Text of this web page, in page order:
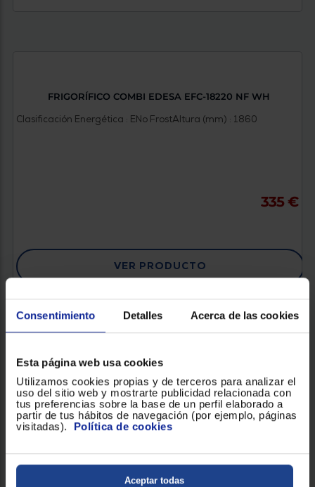
Consentimiento Detalles Acerca de las cookies
Esta página web usa cookies
Utilizamos cookies propias y de terceros para analizar el
uso del sitio web y mostrarte publicidad relacionada con
tus preferencias sobre la base de un perfil elaborado a
partir de tus hábitos de navegación (por ejemplo, páginas
visitadas). Política de cookies
Aceptar todas
FRIGORÍFICO COMBI EDESA EFC-18220 NF WH
Clasificación Energética : ENo FrostAltura (mm) : 1860
335 €
VER PRODUCTO